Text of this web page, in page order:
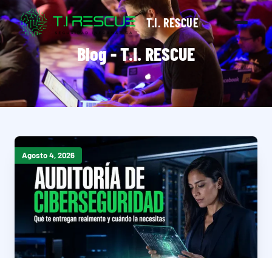
T.I. RESCUE
Blog - T.I. RESCUE
Agosto 4, 2026